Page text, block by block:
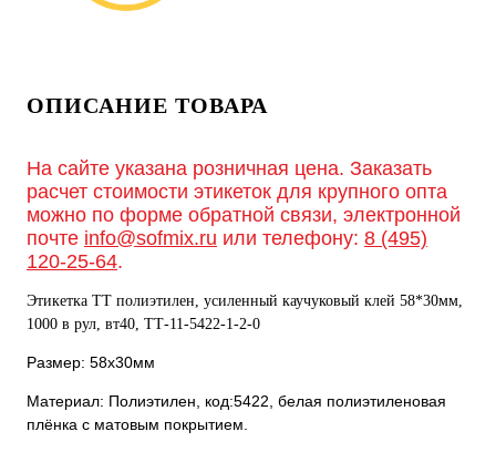
ОПИСАНИЕ ТОВАРА
На сайте указана розничная цена. Заказать
расчет стоимости этикеток для крупного опта
можно по форме обратной связи, электронной
почте info@sofmix.ru или телефону: 8 (495)
120-25-64.
Этикетка ТТ полиэтилен, усиленный каучуковый клей 58*30мм,
1000 в рул, вт40, ТТ-11-5422-1-2-0
Размер: 58х30мм
Материал: Полиэтилен, код:5422, белая полиэтиленовая
плёнка с матовым покрытием.